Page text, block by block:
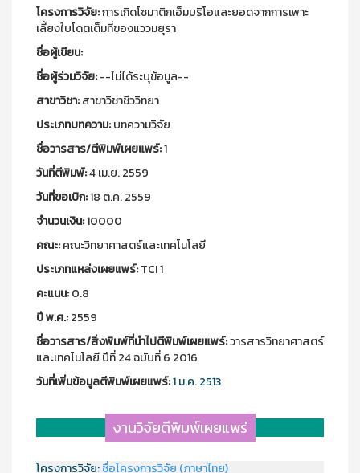
โครงการวิจัย:การเกิดโซมาติกเอ็มบริโอและยอดจากการเพาะ
เลี้ยงใบโดตเต็มที่ของแววมยุรา
ชื่อผู้เขียน:
ชื่อผู้ร่วมวิจัย:--ไม่ได้ระบุข้อมูล--
สาขาวิชา:สาขาวิชาชีววิทยา
ประเภทบทความ:บทความวิจัย
ชื่อวารสาร/ตีพิมพ์เผยแพร์:1
วันที่ตีพิมพ์:4 เม.ย. 2559
วันที่ขอเบิก:18 ต.ค. 2559
จำนวนเงิน:10000
คณะ:คณะวิทยาศาสตร์และเทคโนโลยี
ประเภทแหล่งเผยแพร์:TCI 1
คะแนน:0.8
ปี พ.ศ.:2559
ชื่อวารสาร/สิ่งพิมพ์ที่นำไปตีพิมพ์เผยแพร์:วารสารวิทยาศาสตร์
และเทคโนโลยี ปีที่ 24 ฉบับที่ 6 2016
วันที่เพิ่มข้อมูลตีพิมพ์เผยแพร์:1 ม.ค. 2513
งานวิจัยตีพิมพ์เผยแพร่
โครงการวิจัย:ชื่อโครงการวิจัย (ภาษาไทย)